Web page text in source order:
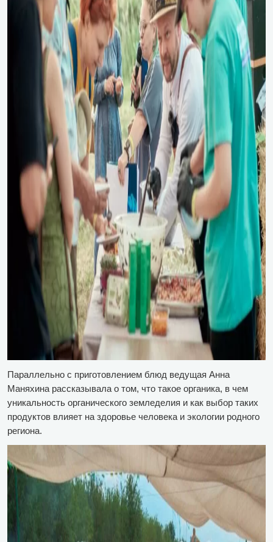
Параллельно с приготовлением блюд ведущая Анна
Маняхина рассказывала о том, что такое органика, в чем
уникальность органического земледелия и как выбор таких
продуктов влияет на здоровье человека и экологии родного
региона.